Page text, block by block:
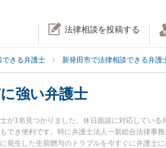
法律相談を投稿する
できる弁護士 新発田市で法律相談できる弁護
強い弁護士
が1名見つかりました。休日面談に対応してい
でき便利です。特に弁護士法人一新総合法律事
発生した生前贈与のトラブルを今すぐに弁護士